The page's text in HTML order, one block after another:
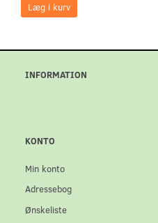
Læg i kurv
INFORMATION
KONTO
Min konto
Adressebog
Ønskeliste